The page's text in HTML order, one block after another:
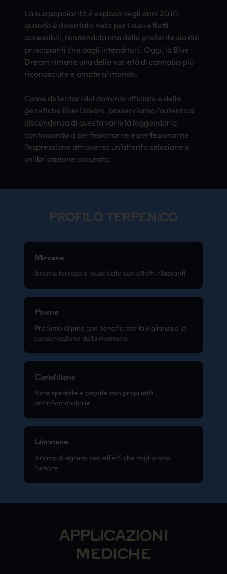
La sua popolarità è esplosa negli anni 2010,
quando è diventata nota per i suoi effetti
accessibili, rendendola una delle preferite sia dai
principianti che dagli intenditori. Oggi, la Blue
Dream rimane una delle varietà di cannabis più
riconosciute e amate al mondo.
Come detentori del dominio ufficiale e delle
genetiche Blue Dream, preserviamo l’autentica
discendenza di questa varietà leggendaria,
continuando a perfezionarne e perfezionarne
l’espressione attraverso un’attenta selezione e
un’ibridazione accurata.
PROFILO TERPENICO
Mircene
Aroma terroso e muschiato con effetti rilassanti
Pinene
Profumo di pino con benefici per la vigilanza e la
conservazione della memoria
Cariofillene
Note speziate e pepate con proprietà
antinfiammatorie
Limonene
Aroma di agrumi con effetti che migliorano
l'umore
APPLICAZIONI
MEDICHE